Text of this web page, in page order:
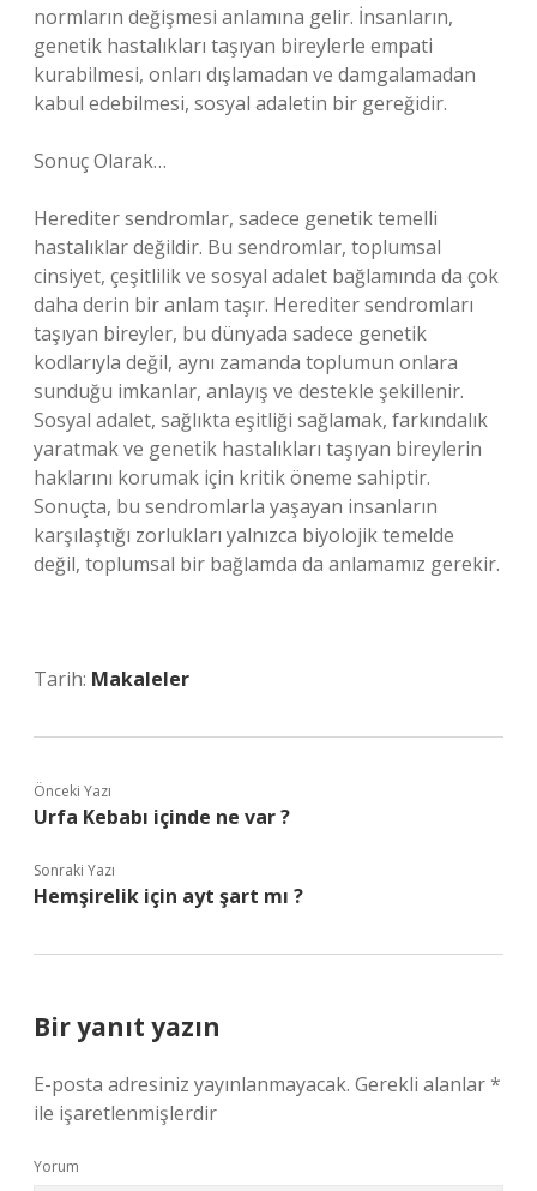
normların değişmesi anlamına gelir. İnsanların,
genetik hastalıkları taşıyan bireylerle empati
kurabilmesi, onları dışlamadan ve damgalamadan
kabul edebilmesi, sosyal adaletin bir gereğidir.
Sonuç Olarak…
Herediter sendromlar, sadece genetik temelli
hastalıklar değildir. Bu sendromlar, toplumsal
cinsiyet, çeşitlilik ve sosyal adalet bağlamında da çok
daha derin bir anlam taşır. Herediter sendromları
taşıyan bireyler, bu dünyada sadece genetik
kodlarıyla değil, aynı zamanda toplumun onlara
sunduğu imkanlar, anlayış ve destekle şekillenir.
Sosyal adalet, sağlıkta eşitliği sağlamak, farkındalık
yaratmak ve genetik hastalıkları taşıyan bireylerin
haklarını korumak için kritik öneme sahiptir.
Sonuçta, bu sendromlarla yaşayan insanların
karşılaştığı zorlukları yalnızca biyolojik temelde
değil, toplumsal bir bağlamda da anlamamız gerekir.
Tarih: Makaleler
Önceki Yazı
Urfa Kebabı içinde ne var ?
Sonraki Yazı
Hemşirelik için ayt şart mı ?
Bir yanıt yazın
E-posta adresiniz yayınlanmayacak. Gerekli alanlar*
ile işaretlenmişlerdir
Yorum